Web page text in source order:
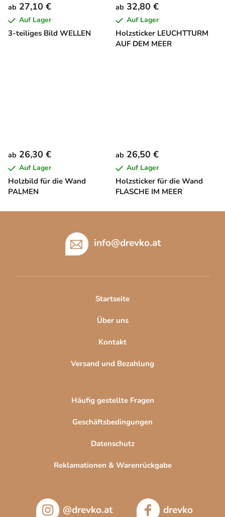
3-teiliges Bild WELLEN
ab 27,10 €
Auf Lager
Holzsticker LEUCHTTURM
AUF DEM MEER
ab 32,80 €
Auf Lager
Holzbild für die Wand
PALMEN
ab 26,30 €
Auf Lager
Holzsticker für die Wand
FLASCHE IM MEER
ab 26,50 €
Auf Lager
info@drevko.at
Startseite
Über uns
Kontakt
Versand und Bezahlung
Häufig gestellte Fragen
Geschäftsbedingungen
Datenschutz
Reklamationen & Warenrückgabe
@drevko.at drevko